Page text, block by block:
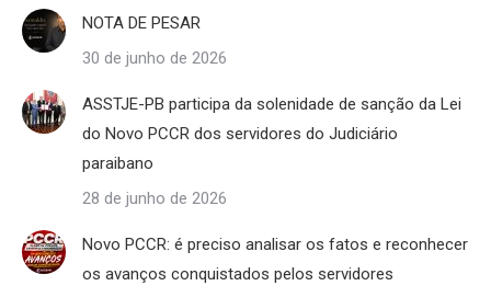
NOTA DE PESAR
30 de junho de 2026
ASSTJE-PB participa da solenidade de sanção da Lei
do Novo PCCR dos servidores do Judiciário
paraibano
28 de junho de 2026
Novo PCCR: é preciso analisar os fatos e reconhecer
os avanços conquistados pelos servidores